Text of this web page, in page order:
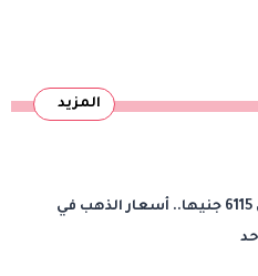
المزيد
عيار 21 يسجل 6115 جنيها.. أسعار الذهب في